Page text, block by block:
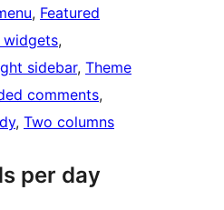
, Featured
widgets
sidebar, Theme
comments
, Two columns
per day